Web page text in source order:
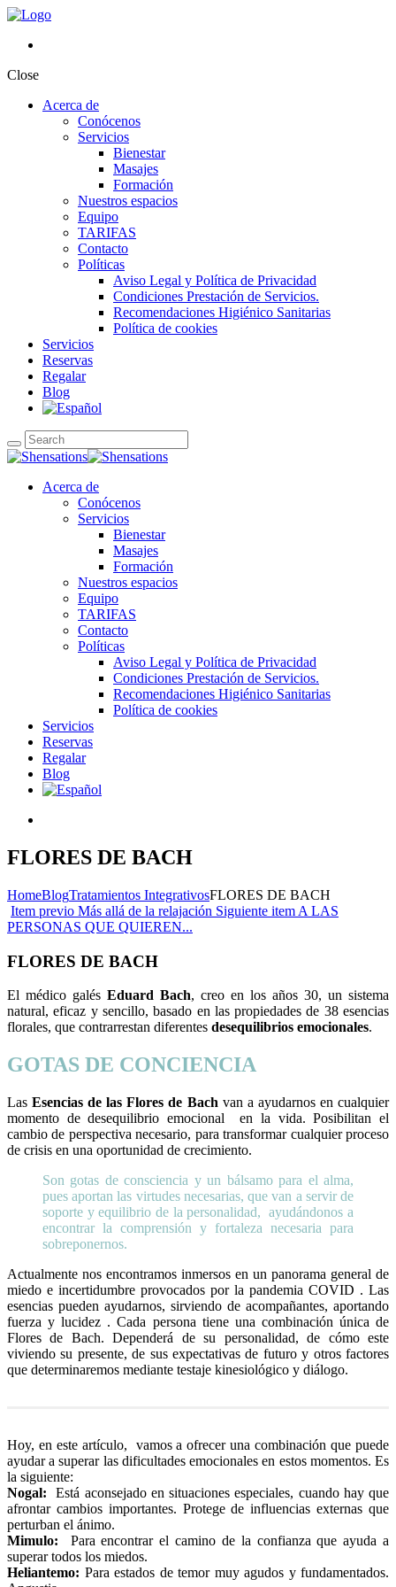
Close
Acerca de
Conócenos
Servicios
Bienestar
Masajes
Formación
Nuestros espacios
Equipo
TARIFAS
Contacto
Políticas
Aviso Legal y Política de Privacidad
Condiciones Prestación de Servicios.
Recomendaciones Higiénico Sanitarias
Política de cookies
Servicios
Reservas
Regalar
Blog
Acerca de
Conócenos
Servicios
Bienestar
Masajes
Formación
Nuestros espacios
Equipo
TARIFAS
Contacto
Políticas
Aviso Legal y Política de Privacidad
Condiciones Prestación de Servicios.
Recomendaciones Higiénico Sanitarias
Política de cookies
Servicios
Reservas
Regalar
Blog
FLORES DE BACH
HomeBlogTratamientos IntegrativosFLORES DE BACH
Item previo Más allá de la relajación Siguiente item A LAS
PERSONAS QUE QUIEREN...
FLORES DE BACH
El médico galés Eduard Bach, creo en los años 30, un sistema
natural, eficaz y sencillo, basado en las propiedades de 38 esencias
florales, que contrarrestan diferentes desequilibrios emocionales.
GOTAS DE CONCIENCIA
LasEsencias de las Flores de Bach van a ayudarnos en cualquier
momento de desequilibrio emocional en la vida. Posibilitan el
cambio de perspectiva necesario, para transformar cualquier proceso
de crisis en una oportunidad de crecimiento.
Son gotas de consciencia y un bálsamo para el alma,
pues aportan las virtudes necesarias, que van a servir de
soporte y equilibrio de la personalidad, ayudándonos a
encontrar la comprensión y fortaleza necesaria para
sobreponernos.
Actualmente nos encontramos inmersos en un panorama general de
miedo e incertidumbre provocados por la pandemia COVID . Las
esencias pueden ayudarnos, sirviendo de acompañantes, aportando
fuerza y lucidez . Cada persona tiene una combinación única de
Flores de Bach. Dependerá de su personalidad, de cómo este
viviendo su presente, de sus expectativas de futuro y otros factores
que determinaremos mediante testaje kinesiológico y diálogo.
Hoy, en este artículo, vamos a ofrecer una combinación que puede
ayudar a superar las dificultades emocionales en estos momentos. Es
la siguiente:
Nogal: Está aconsejado en situaciones especiales, cuando hay que
afrontar cambios importantes. Protege de influencias externas que
perturban el ánimo.
Mimulo: Para encontrar el camino de la confianza que ayuda a
superar todos los miedos.
Heliantemo: Para estados de temor muy agudos y fundamentados.